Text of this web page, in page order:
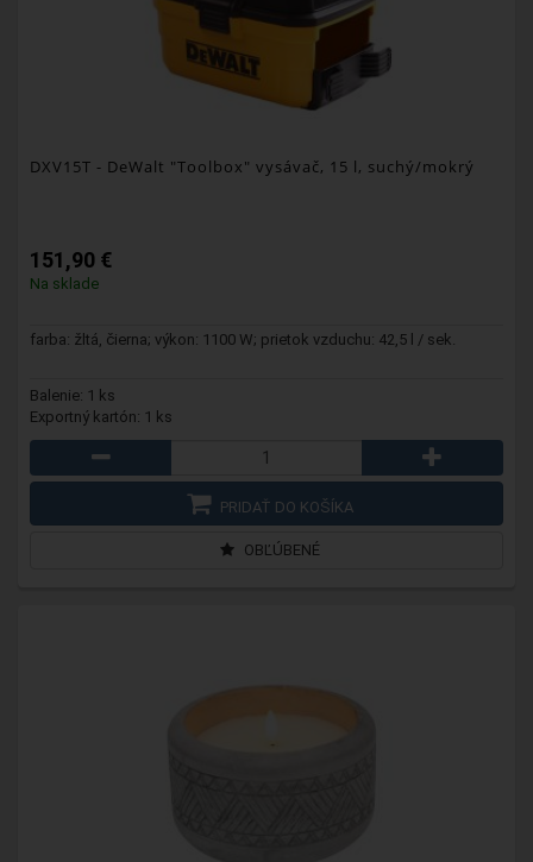
DXV15T - DeWalt "Toolbox" vysávač, 15 l, suchý/mokrý
151,90 €
Na sklade
farba: žltá, čierna; výkon: 1100 W; prietok vzduchu: 42,5 l / sek.
Balenie: 1 ks
Exportný kartón: 1 ks
PRIDAŤ DO KOŠÍKA
OBĽÚBENÉ